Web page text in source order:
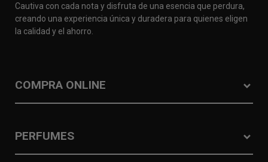
Cautiva con cada nota y disfruta de una esencia que perdura,
creando una experiencia única y duradera para quienes eligen
la calidad y el ahorro.
COMPRA ONLINE
PERFUMES